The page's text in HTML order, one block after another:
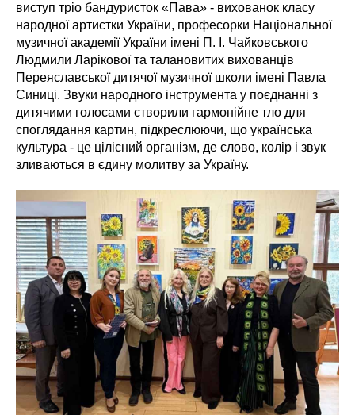
виступ тріо бандуристок «Пава» - вихованок класу
народної артистки України, професорки Національної
музичної академії України імені П. І. Чайковського
Людмили Ларікової та талановитих вихованців
Переяславської дитячої музичної школи імені Павла
Синиці. Звуки народного інструмента у поєднанні з
дитячими голосами створили гармонійне тло для
споглядання картин, підкреслюючи, що українська
культура - це цілісний організм, де слово, колір і звук
зливаються в єдину молитву за Україну.